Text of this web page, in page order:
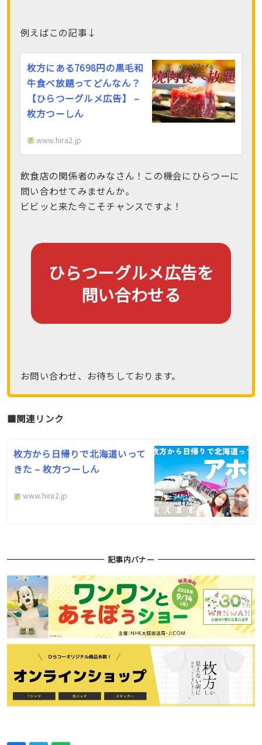
例えばこの記事↓
枚方にある7698円の黒毛和
牛食べ放題ってどんなん？
【ひらつーグルメ広告】 –
枚方つーしん
www.hira2.jp
飲食店の関係者のみなさん！この機会にひらつーに
問い合わせてみませんか。
ビビッと来た今こそチャンスですよ！
ひらつーグルメ広告を
問い合わせる
お問い合わせ、お待ちしております。
■関連リンク
枚方から日帰りで北海道いって
きた – 枚方つーしん
www.hira2.jp
記事内バナー